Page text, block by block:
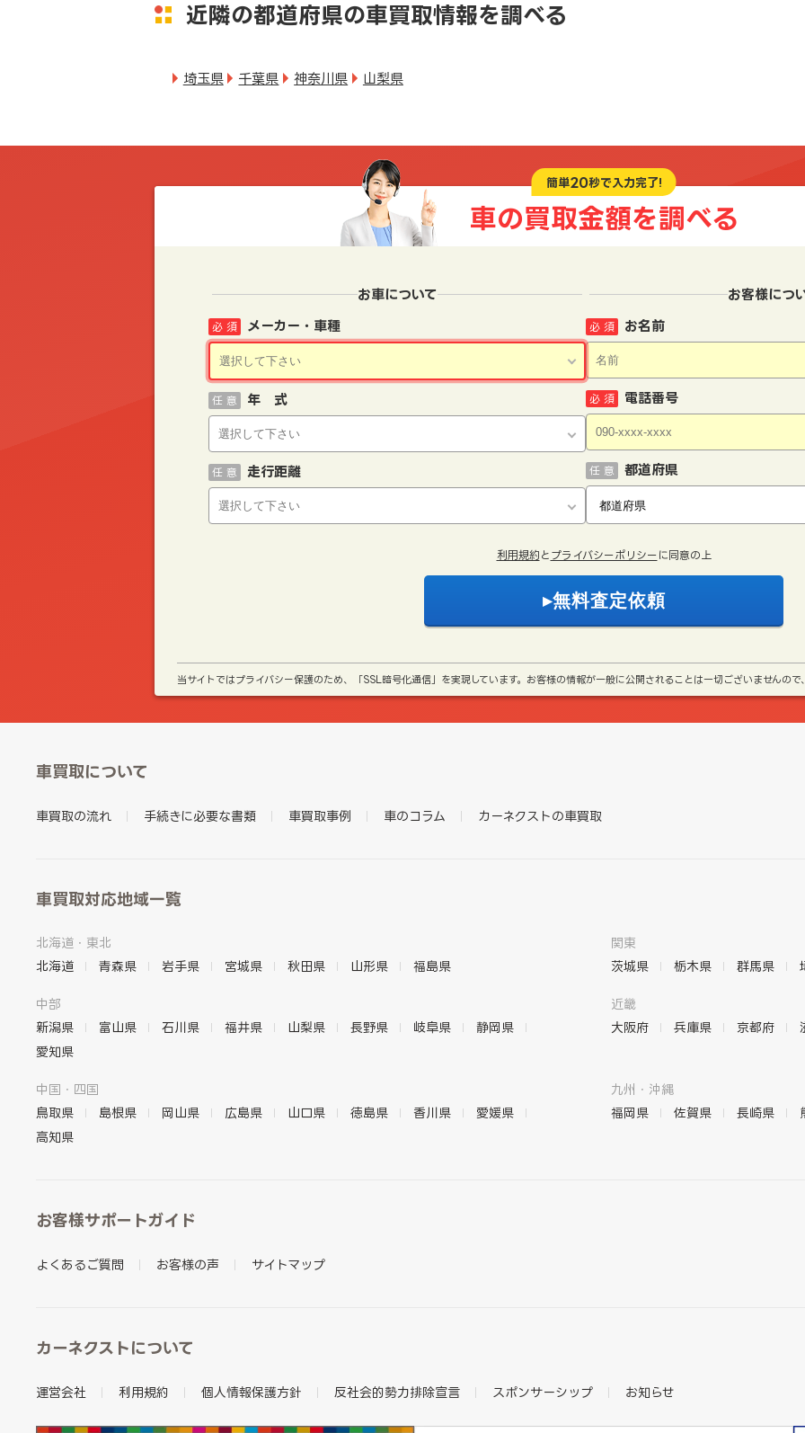
近隣の都道府県の車買取情報を調べる
埼玉県 千葉県 神奈川県 山梨県
簡単20秒で入力完了!
車の買取金額を調べる
お車について
メーカー・車種
必 須
年 式
任 意
走行距離
任 意
お客様につ
お名前
必 須
電話番号
必 須
都道府県
任 意
利用規約 と プライバシーポリシー に同意の上
当サイトではプライバシー保護のため、「SSL暗号化通信」を実現しています。お客様の情報が一般に公開されることは一切ございませんの
車買取について
車買取の流れ 手続きに必要な書類 車買取事例 車のコラム カーネクストの車買取
車買取対応地域一覧
北海道・東北
北海道
青森県 岩手県 宮城県 秋田県 山形県 福島県
関東
茨城県
栃木県 群馬県
中部
新潟県
富山県 石川県 福井県 山梨県 長野県 岐阜県
静岡県
愛知県
近畿
大阪府
兵庫県 京都府
中国・四国
鳥取県
島根県 岡山県 広島県 山口県 徳島県 香川県
愛媛県
高知県
九州・沖縄
福岡県
佐賀県 長崎県
お客様サポートガイド
よくあるご質問 お客様の声 サイトマップ
カーネクストについて
運営会社 利用規約 個人情報保護方針 反社会的勢力排除宣言 スポンサーシップ お知らせ